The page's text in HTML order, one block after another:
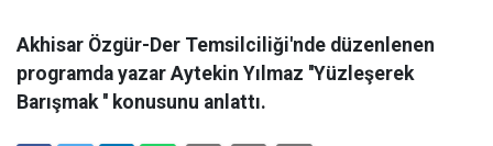
Akhisar Özgür-Der Temsilciliği'nde düzenlenen
programda yazar Aytekin Yılmaz ''Yüzleşerek
Barışmak '' konusunu anlattı.